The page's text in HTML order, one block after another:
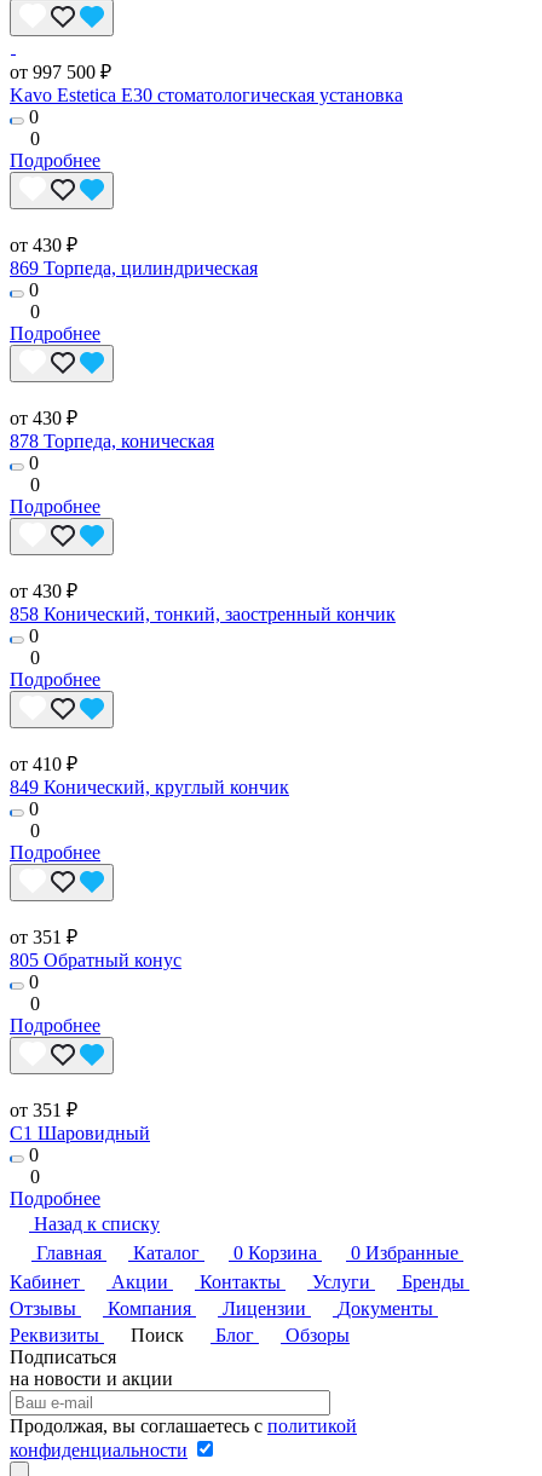
от 997 500 ₽
Kavo Estetica E30 стоматологическая установка
0
0
Подробнее
от 430 ₽
869 Торпеда, цилиндрическая
0
0
Подробнее
от 430 ₽
878 Торпеда, коническая
0
0
Подробнее
от 430 ₽
858 Конический, тонкий, заостренный кончик
0
0
Подробнее
от 410 ₽
849 Конический, круглый кончик
0
0
Подробнее
от 351 ₽
805 Обратный конус
0
0
Подробнее
от 351 ₽
C1 Шаровидный
0
0
Подробнее
Назад к списку
Главная
Каталог 0 Корзина 0 Избранные
Кабинет
Акции Контакты Услуги
Бренды
Отзывы
Компания Лицензии
Документы
Реквизиты
Поиск Блог
Обзоры
Подписаться
на новости и акции
Продолжая, вы соглашаетесь с политикой
конфиденциальности